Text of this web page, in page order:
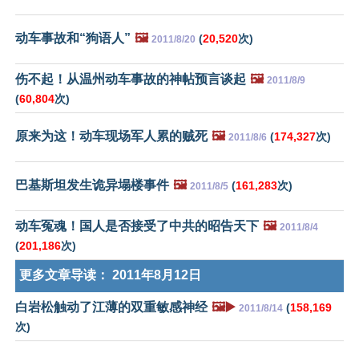
动车事故和“狗语人” 🖼️ 2011/8/20 (20,520次)
伤不起！从温州动车事故的神帖预言谈起 🖼️ 2011/8/9
(60,804次)
原来为这！动车现场军人累的贼死 🖼️ 2011/8/6 (174,327次)
巴基斯坦发生诡异塌楼事件 🖼️ 2011/8/5 (161,283次)
动车冤魂！国人是否接受了中共的昭告天下 🖼️ 2011/8/4
(201,186次)
更多文章导读： 2011年8月12日
白岩松触动了江薄的双重敏感神经 🖼️▶️ 2011/8/14 (158,169
次)